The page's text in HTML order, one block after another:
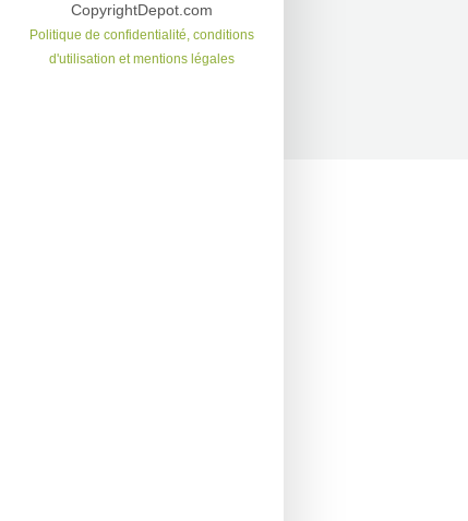
CopyrightDepot.com
Politique de confidentialité, conditions
d'utilisation et mentions légales